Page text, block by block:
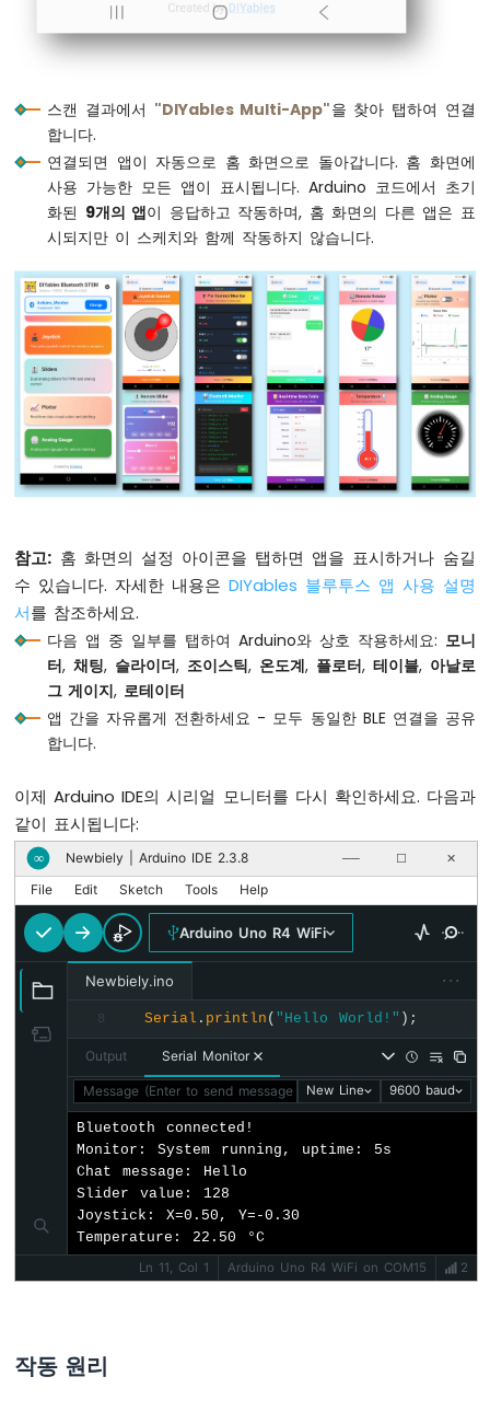
노
R4
로
더
아
이
노
R4
-
피
버
저
아
두
이
노
저
아
우
노
R4
DC
드
  bluetoothServer.
addApp
  bluetoothServer.
addApp
  bluetoothServer.
addApp
  bluetoothServer.
  bluetoothServer.
addApp
  bluetoothServer.
addApp (&bluetoothTable);
  bluetoothServer.
addApp (&bluetoothGauge);
  bluetoothServer.
addApp
Serial.print("Registered apps: "
);
Serial.println(bluetoothServer.
// Configure Plotter
  bluetoothPlotter.
setPlotTitle("Sensor
  bluetoothPlotter.
setAxisLabels "Time",
  bluetoothPlotter.
setYAxisRange
(-1.5,
  bluetoothPlotter.
setMaxSamples
(100);
  bluetoothPlotter.
setLegendLabels ("Sine"
  bluetoothTable.
addRow( "Status");
  bluetoothTable.
addRow( "Uptime");
  bluetoothTable.
  bluetoothTable.
addRow "Slider 2"
);
  bluetoothTable.
"Joystick X"
  bluetoothTable.
addRow ("Joystick Y"
);
  bluetoothTable.
  bluetoothTable.
addRow( "Gauge Value");
  bluetoothTable.
// Set up all callbacks
  setupCallbacks();
Serial.println
"Waiting for Bluetooth
}
void setupCallbacks() {
// ---- Connection events ----
  bluetoothServer.
setOnConnected ([]() {
Serial.println("Bluetooth connected!"
digitalWrite(LED_BUILTIN HIGH);
    bluetoothMonitor.
send("=== DIYables
    bluetoothMonitor.
send("All apps are
    bluetoothChat.
send
  });
  bluetoothServer.
setOnDisconnected
Serial. println("Bluetooth
digitalWrite(LED_BUILTIN, LOW);
  });
  bluetoothMonitor.
스캔 결과에서 "DIYables Multi-App"을 찾아 탭하여 연결
합니다.
연결되면 앱이 자동으로 홈 화면으로 돌아갑니다. 홈 화면에
사용 가능한 모든 앱이 표시됩니다. Arduino 코드에서 초기
화된 9개의 앱이 응답하고 작동하며, 홈 화면의 다른 앱은 표
시되지만 이 스케치와 함께 작동하지 않습니다.
참고: 홈 화면의 설정 아이콘을 탭하면 앱을 표시하거나 숨길
수 있습니다. 자세한 내용은 DIYables 블루투스 앱 사용 설명
서를 참조하세요.
다음 앱 중 일부를 탭하여 Arduino와 상호 작용하세요: 모니
터,채팅, 슬라이더, 조이스틱, 온도계, 플로터, 테이블, 아날로
그 게이지, 로테이터
앱 간을 자유롭게 전환하세요 - 모두 동일한 BLE 연결을 공유
합니다.
이제 Arduino IDE의 시리얼 모니터를 다시 확인하세요. 다음과
같이 표시됩니다:
∞ Newbiely | Arduino IDE 2.3.8 ── ☐ ✕
File Edit Sketch Tools Help
Arduino Uno R4 WiFi
Newbiely.ino ···
8 Serial . println ( "Hello World!" );
Output Serial Monitor
Message (Enter to send message to 'Arduino Uno R4 WiFi' on
New Line 9600 baud
Bluetooth connected!
Monitor: System running, uptime: 5s
Chat message: Hello
Slider value: 128
Joystick: X=0.50, Y=-0.30
Temperature: 22.50 °C
Ln 11, Col 1
Arduino Uno R4 WiFi on COM15 2
작동 원리